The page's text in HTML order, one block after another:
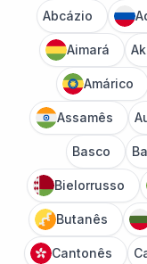
Abcázio
Aimará
Amárico
Assamês
Basco
Bielorrusso
Butanês
Cantonês